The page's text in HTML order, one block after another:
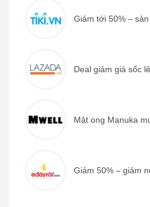
Giảm tới 50% – sản
Deal giảm giá sốc
Mật ong Manuka
Giảm 50% – giảm